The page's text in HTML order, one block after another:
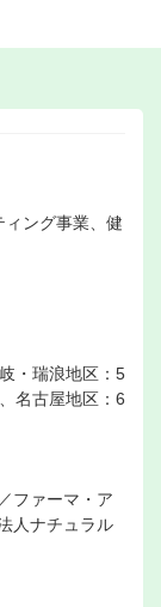
ング事業、健
・瑞浪地区：5
名古屋地区：6
ファーマ・ア
人ナチュラル